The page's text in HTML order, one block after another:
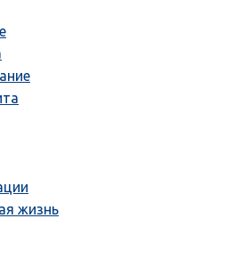
жизнь